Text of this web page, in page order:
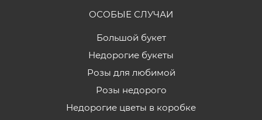
ОСОБЫЕ СЛУЧАИ
Большой букет
Недорогие букеты
Розы для любимой
Розы недорого
Недорогие цветы в коробке